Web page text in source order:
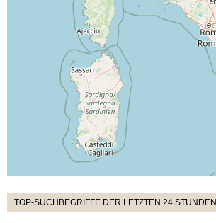
TOP-SUCHBEGRIFFE DER LETZTEN 24 STUNDEN